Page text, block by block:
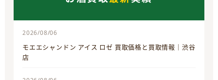
2026/08/06
モエエシャンドン アイス ロゼ 買取価格と買取情報｜渋谷
店